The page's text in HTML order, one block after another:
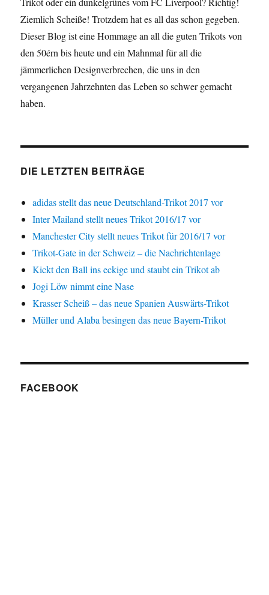
Ziemlich Scheiße! Trotzdem hat es all das schon gegeben.
Dieser Blog ist eine Hommage an all die guten Trikots von
den 50érn bis heute und ein Mahnmal für all die
jämmerlichen Designverbrechen, die uns in den
vergangenen Jahrzehnten das Leben so schwer gemacht
haben.
DIE LETZTEN BEITRÄGE
adidas stellt das neue Deutschland-Trikot 2017 vor
Inter Mailand stellt neues Trikot 2016/17 vor
Manchester City stellt neues Trikot für 2016/17 vor
Trikot-Gate in der Schweiz – die Nachrichtenlage
Kickt den Ball ins eckige und staubt ein Trikot ab
Jogi Löw nimmt eine Nase
Krasser Scheiß – das neue Spanien Auswärts-Trikot
Müller und Alaba besingen das neue Bayern-Trikot
FACEBOOK